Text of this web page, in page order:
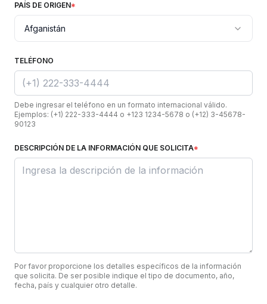
PAÍS DE ORIGEN*
Afganistán
TELÉFONO
Debe ingresar el teléfono en un formato internacional válido.
Ejemplos: (+1) 222-333-4444 o +123 1234-5678 o (+12) 3-45678-
90123
DESCRIPCIÓN DE LA INFORMACIÓN QUE SOLICITA*
Por favor proporcione los detalles específicos de la información
que solicita. De ser posible indique el tipo de documento, año,
fecha, país y cualquier otro detalle.